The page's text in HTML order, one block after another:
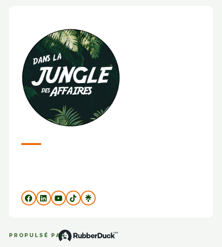
PROPULSÉ PAR